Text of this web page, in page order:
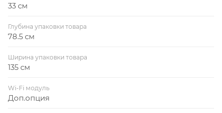
33 см
Глубина упаковки товара
78.5 см
Ширина упаковки товара
135 см
Wi-Fi модуль
Доп.опция